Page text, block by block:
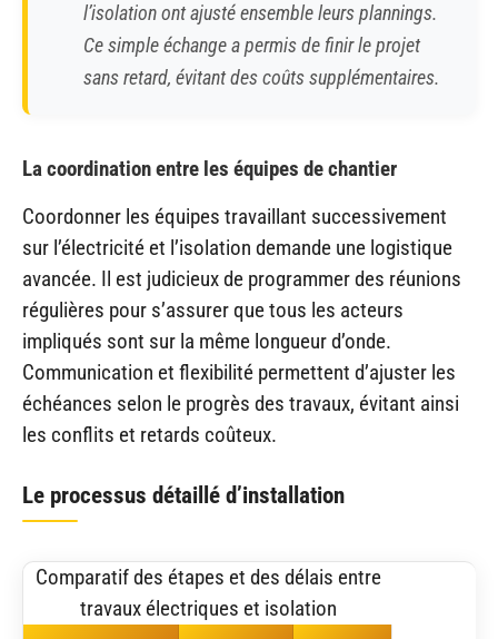
l’isolation ont ajusté ensemble leurs plannings.
Ce simple échange a permis de finir le projet
sans retard, évitant des coûts supplémentaires.
La coordination entre les équipes de chantier
Coordonner les équipes travaillant successivement
sur l’électricité et l’isolation demande une logistique
avancée. Il est judicieux de programmer des réunions
régulières pour s’assurer que tous les acteurs
impliqués sont sur la même longueur d’onde.
Communication et flexibilité permettent d’ajuster les
échéances selon le progrès des travaux, évitant ainsi
les conflits et retards coûteux.
Le processus détaillé d’installation
Comparatif des étapes et des délais entre
travaux électriques et isolation